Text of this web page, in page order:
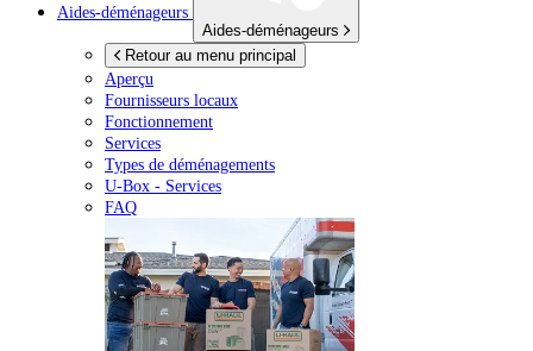
Aides-déménageurs
Aides-déménageurs
Retour au menu principal
Aperçu
Fournisseurs locaux
Fonctionnement
Services
Types de déménagements
U-Box - Services
FAQ